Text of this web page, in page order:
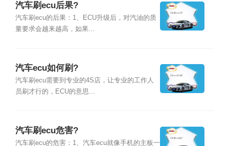
汽车刷ecu后果?
汽车刷ecu的后果：1、ECU升级后，对汽油的质
量要求会越来越高，如果...
汽车ecu如何刷?
汽车刷ecu需要到专业的4S店，让专业的工作人
员刷才行的，ECU的意思...
汽车刷ecu危害?
汽车刷ecu的危害：1、汽车ecu就像手机的主板一